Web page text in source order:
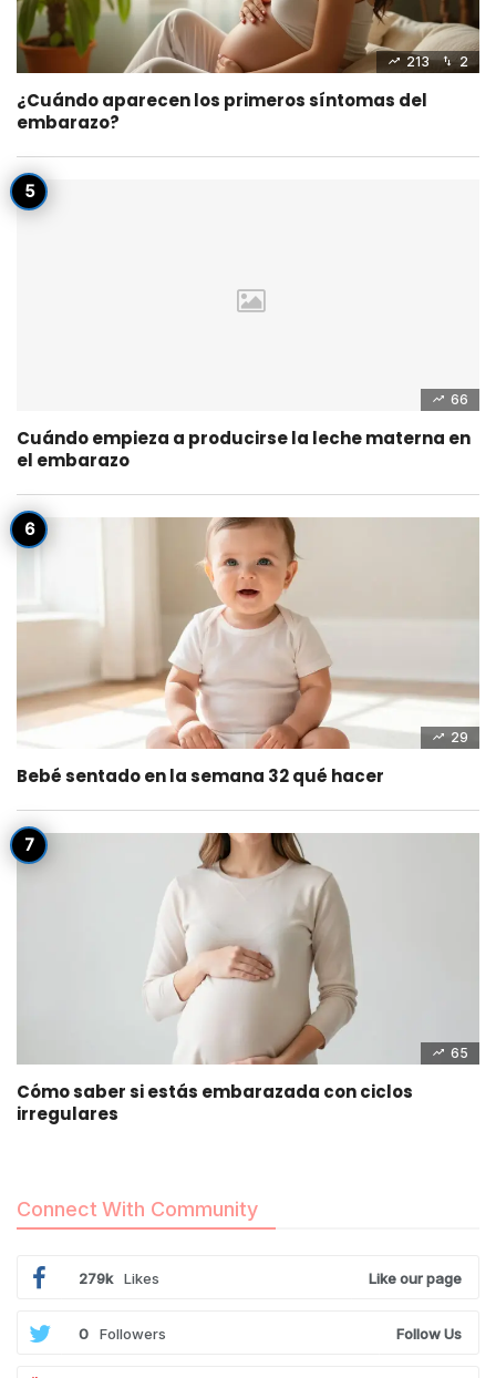
213 2
¿Cuándo aparecen los primeros síntomas del
embarazo?
66
Cuándo empieza a producirse la leche materna en
el embarazo
29
Bebé sentado en la semana 32 qué hacer
65
Cómo saber si estás embarazada con ciclos
irregulares
Connect With Community
279k Likes Like our page
0 Followers Follow Us